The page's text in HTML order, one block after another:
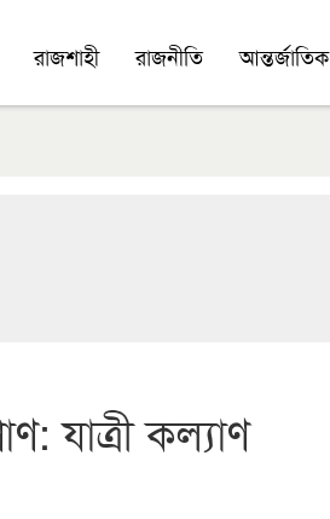
রাজশাহী রাজনীতি আন্তর্জাতিক
যাত্রী কল্যাণ